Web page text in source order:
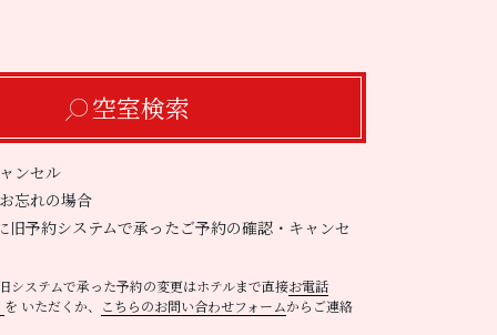
空室検索
ンセル
忘れの場合
旧予約システムで承ったご予約の確認・キャンセ
システムで承った予約の変更はホテルまで直接お電話
を いただくか、 こちらのお問い合わせフォームからご連絡